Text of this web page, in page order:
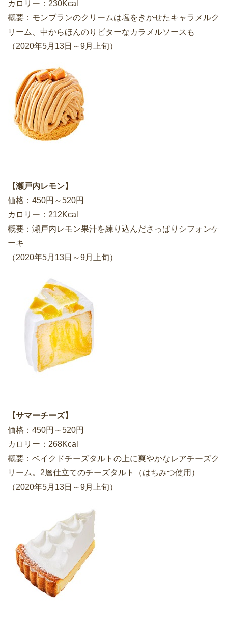
カロリー：230Kcal
概要：モンブランのクリームは塩をきかせたキャラメルク
リーム、中からほんのりビターなカラメルソースも
（2020年5月13日～9月上旬）
【瀬戸内レモン】
価格：450円～520円
カロリー：212Kcal
概要：瀬戸内レモン果汁を練り込んださっぱりシフォンケ
ーキ
（2020年5月13日～9月上旬）
【サマーチーズ】
価格：450円～520円
カロリー：268Kcal
概要：ベイクドチーズタルトの上に爽やかなレアチーズク
リーム。2層仕立てのチーズタルト（はちみつ使用）
（2020年5月13日～9月上旬）